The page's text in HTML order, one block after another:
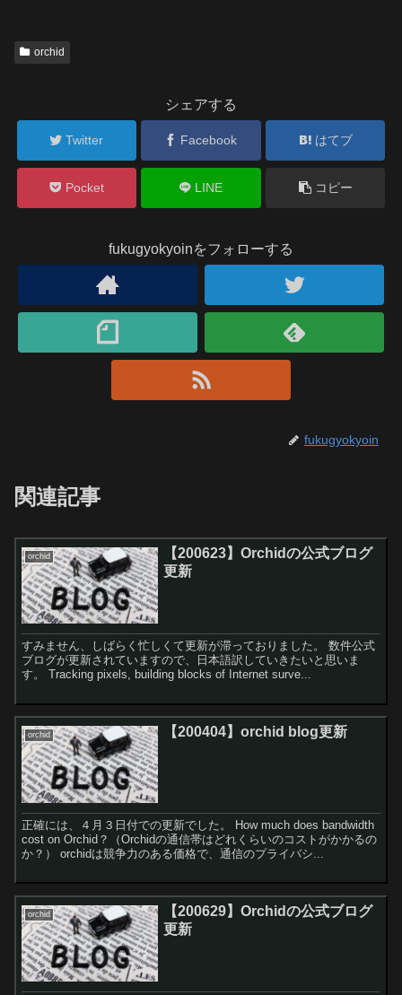
orchid
シェアする
Twitter Facebook はてブ
Pocket LINE コピー
fukugyokyoinをフォローする
fukugyokyoin
関連記事
orchid
【200623】Orchidの公式ブログ
更新
すみません、しばらく忙しくて更新が滞っておりました。 数件公式
ブログが更新されていますので、日本語訳していきたいと思いま
す。 Tracking pixels, building blocks of Internet surve...
orchid 【200404】orchid blog更新
正確には、４月３日付での更新でした。 How much does bandwidth
cost on Orchid？（Orchidの通信帯はどれくらいのコストがかかるの
か？） orchidは競争力のある価格で、通信のプライバシ...
orchid
【200629】Orchidの公式ブログ
更新